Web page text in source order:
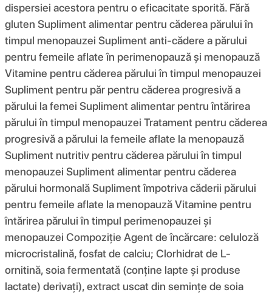
dispersiei acestora pentru o eficacitate sporită. Fără
gluten Supliment alimentar pentru căderea părului în
timpul menopauzei Supliment anti-cădere a părului
pentru femeile aflate în perimenopauză și menopauză
Vitamine pentru căderea părului în timpul menopauzei
Supliment pentru păr pentru căderea progresivă a
părului la femei Supliment alimentar pentru întărirea
părului în timpul menopauzei Tratament pentru căderea
progresivă a părului la femeile aflate la menopauză
Supliment nutritiv pentru căderea părului în timpul
menopauzei Supliment alimentar pentru căderea
părului hormonală Supliment împotriva căderii părului
pentru femeile aflate la menopauză Vitamine pentru
întărirea părului în timpul perimenopauzei și
menopauzei Compoziţie Agent de încărcare: celuloză
microcristalină, fosfat de calciu; Clorhidrat de L-
ornitină, soia fermentată (conține lapte și produse
lactate) derivați), extract uscat din semințe de soia